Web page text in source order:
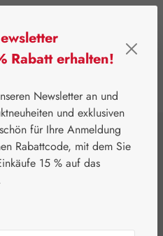
Nährstoffe
Hecht
Rabatt erhalten!
Newsletter an und
und exklusiven
für Ihre Anmeldung
Rabattcode, mit dem Sie
15 % auf das